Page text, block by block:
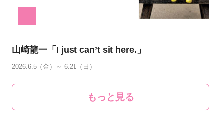
山崎龍一「I just can’t sit here.」
2026.6.5（金）～ 6.21（日）
もっと見る